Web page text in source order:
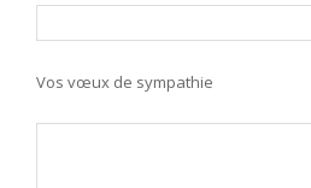
Vos vœux de sympathie